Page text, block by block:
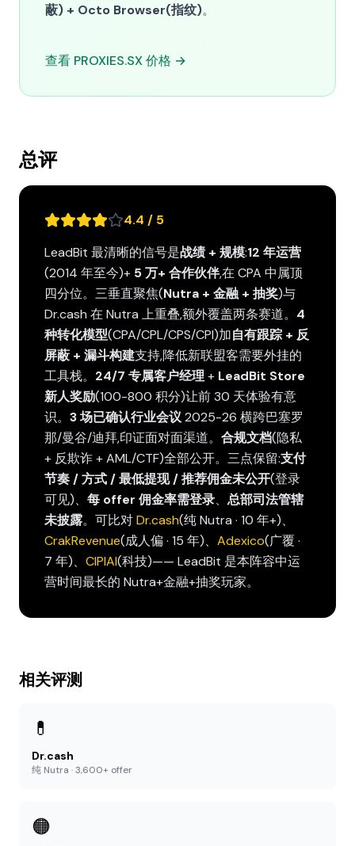
蔽) + Octo Browser(指纹)。
查看 PROXIES.SX 价格 →
总评
4.4 / 5
LeadBit 最清晰的信号是战绩 + 规模:12 年运营
(2014 年至今)+ 5 万+ 合作伙伴,在 CPA 中属顶
四分位。三垂直聚焦(Nutra + 金融 + 抽奖)与
Dr.cash 在 Nutra 上重叠,额外覆盖两条赛道。 4
种转化模型(CPA/CPL/CPS/CPI)加自有跟踪 + 反
屏蔽 + 漏斗构建支持,降低新联盟客需要外挂的
工具栈。 24/7 专属客户经理 + LeadBit Store
新人奖励(100-800 积分)让前 30 天体验有意
识。 3 场已确认行业会议 2025-26 横跨巴塞罗
那/曼谷/迪拜,印证面对面渠道。 合规文档(隐私
+ 反欺诈 + AML/CTF)全部公开。三点保留:支付
节奏 / 方式 / 最低提现 / 推荐佣金未公开(登录
可见)、 每 offer 佣金率需登录、 总部司法管辖
未披露。可比对Dr.cash(纯 Nutra · 10 年+)、
CrakRevenue(成人偏 · 15 年)、 Adexico(广覆 ·
7 年)、 CIPIAI(科技)—— LeadBit 是本阵容中运
营时间最长的 Nutra+金融+抽奖玩家。
相关评测
💊
Dr.cash
纯 Nutra · 3,600+ offer
🟠